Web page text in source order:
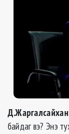
байдаг вэ? Энэ